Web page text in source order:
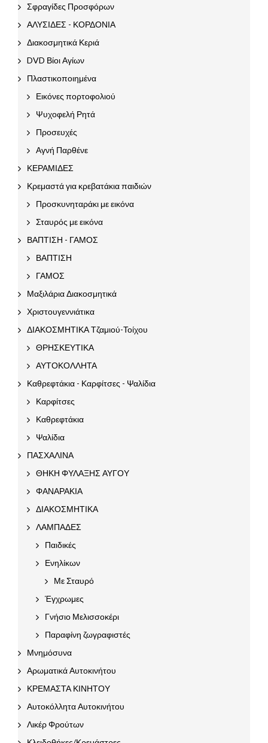
Σφραγίδες Προσφόρων
ΑΛΥΣΙΔΕΣ - ΚΟΡΔΟΝΙΑ
Διακοσμητικά Κεριά
DVD Βίοι Αγίων
Πλαστικοποιημένα
Εικόνες πορτοφολιού
Ψυχοφελή Ρητά
Προσευχές
Αγνή Παρθένε
ΚΕΡΑΜΙΔΕΣ
Κρεμαστά για κρεβατάκια παιδιών
Προσκυνηταράκι με εικόνα
Σταυρός με εικόνα
ΒΑΠΤΙΣΗ - ΓΑΜΟΣ
ΒΑΠΤΙΣΗ
ΓΑΜΟΣ
Μαξιλάρια Διακοσμητικά
Χριστουγεννιάτικα
ΔΙΑΚΟΣΜΗΤΙΚΑ Τζαμιού-Τοίχου
ΘΡΗΣΚΕΥΤΙΚΑ
ΑΥΤΟΚΟΛΛΗΤΑ
Καθρεφτάκια - Καρφίτσες - Ψαλίδια
Καρφίτσες
Καθρεφτάκια
Ψαλίδια
ΠΑΣΧΑΛΙΝΑ
ΘΗΚΗ ΦΥΛΑΞΗΣ ΑΥΓΟΥ
ΦΑΝΑΡΑΚΙΑ
ΔΙΑΚΟΣΜΗΤΙΚΑ
ΛΑΜΠΑΔΕΣ
Παιδικές
Ενηλίκων
Με Σταυρό
Έγχρωμες
Γνήσιο Μελισσοκέρι
Παραφίνη ζωγραφιστές
Μνημόσυνα
Αρωματικά Αυτοκινήτου
ΚΡΕΜΑΣΤΑ ΚΙΝΗΤΟΥ
Αυτοκόλλητα Αυτοκινήτου
Λικέρ Φρούτων